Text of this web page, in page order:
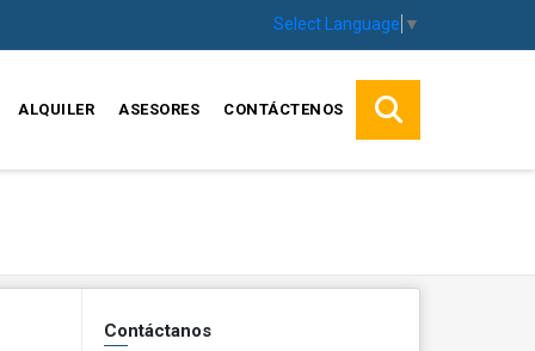
Select Language ▼
ALQUILER ASESORES CONTÁCTENOS
Contáctanos